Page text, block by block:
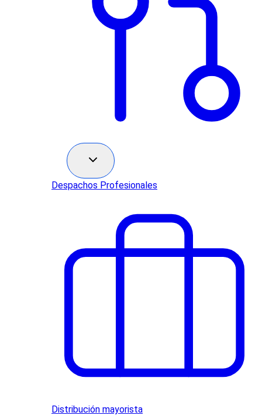
Despachos Profesionales
Distribución mayorista